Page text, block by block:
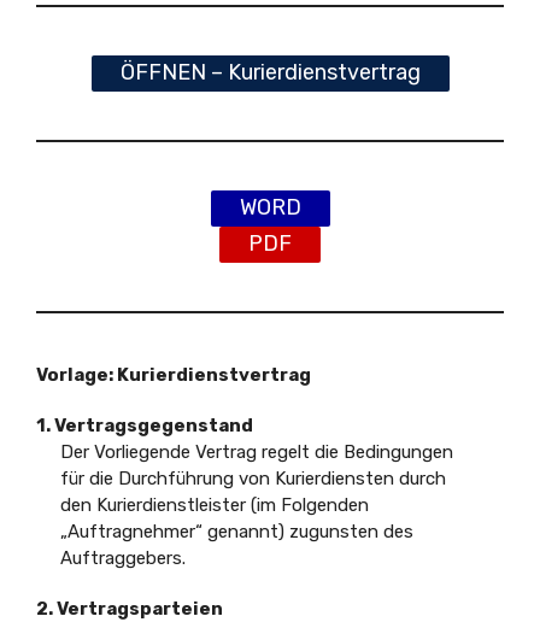
ÖFFNEN – Kurierdienstvertrag
WORD
PDF
Vorlage: Kurierdienstvertrag
1. Vertragsgegenstand
Der Vorliegende Vertrag regelt die Bedingungen
für die Durchführung von Kurierdiensten durch
den Kurierdienstleister (im Folgenden
„Auftragnehmer“ genannt) zugunsten des
Auftraggebers.
2. Vertragsparteien